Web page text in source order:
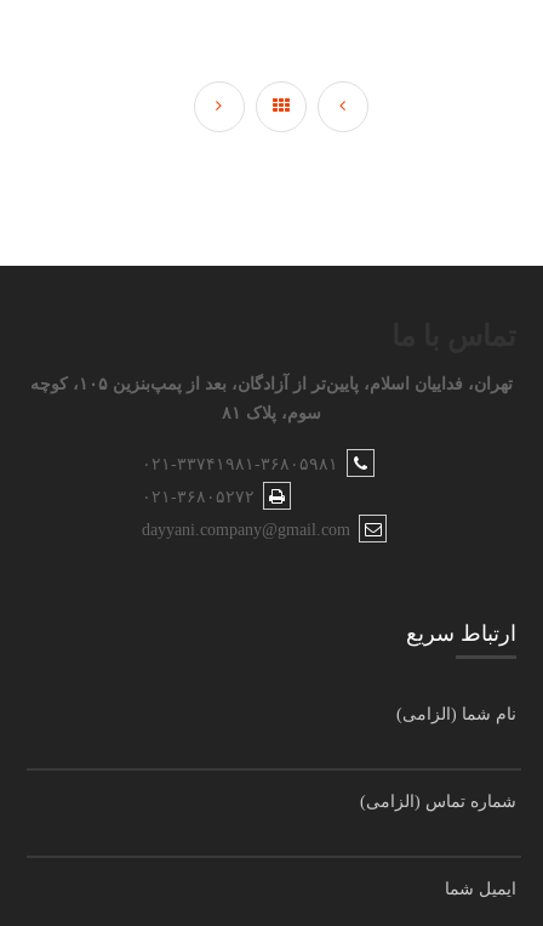
تهران، فداییان اسلام، پایین‌تر از آزادگان، بعد از پمپ‌بنزین ۱۰۵، کوچه
سوم، پلاک ۸۱
۰۲۱-۳۳۷۴۱۹۸۱-۳۶۸۰۵۹۸۱
۰۲۱-۳۶۸۰۵۲۷۲
dayyani.company@gmail.com
ارتباط سریع
نام شما (الزامی)
شماره تماس (الزامی)
ایمیل شما